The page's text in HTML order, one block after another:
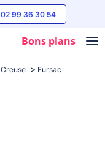
02 99 36 30 54
Bons plans
Creuse Fursac